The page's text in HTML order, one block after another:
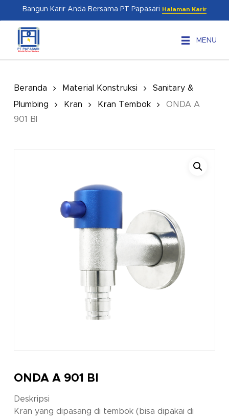
content
Bangun Karir Anda Bersama PT Papasari Halaman Karir
MENU
Beranda Material Konstruksi
Sanitary &
Plumbing
Kran Kran Tembok
ONDA A
901 BI
ONDA A 901 BI
Deskripsi
Kran yang dipasang di tembok (bisa dipakai di
Menu